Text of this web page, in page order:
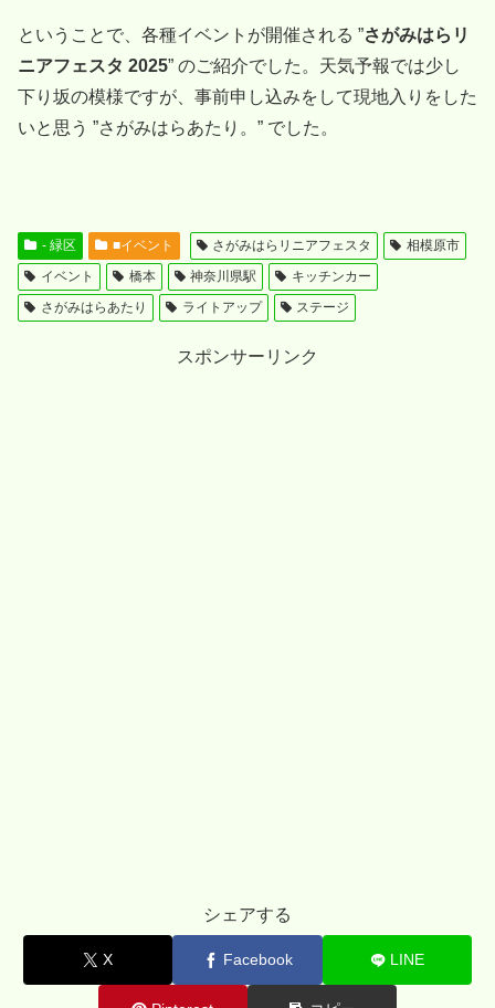
ということで、各種イベントが開催される ”さがみはらリ
ニアフェスタ 2025” のご紹介でした。天気予報では少し
下り坂の模様ですが、事前申し込みをして現地入りをした
いと思う ”さがみはらあたり。” でした。
- 緑区 ■イベント さがみはらリニアフェスタ
相模原市
イベント
橋本 神奈川県駅
キッチンカー
さがみはらあたり
ライトアップ ステージ
スポンサーリンク
シェアする
X Facebook LINE